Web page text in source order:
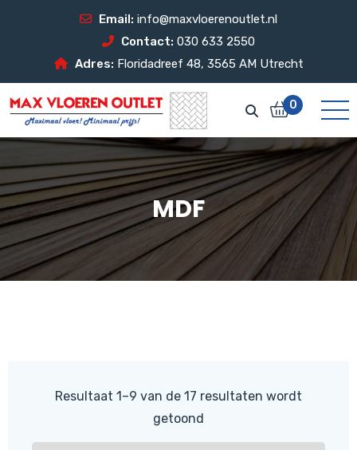
Email: info@maxvloerenoutlet.nl
Contact: 030 633 2550
Adres: Floridadreef 48, 3565 AM Utrecht
0
MDF
Resultaat 1–9 van de 17 resultaten wordt
getoond